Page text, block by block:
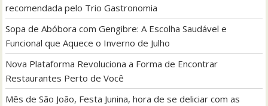
recomendada pelo Trio Gastronomia
Sopa de Abóbora com Gengibre: A Escolha Saudável e
Funcional que Aquece o Inverno de Julho
Nova Plataforma Revoluciona a Forma de Encontrar
Restaurantes Perto de Você
Mês de São João, Festa Junina, hora de se deliciar com as